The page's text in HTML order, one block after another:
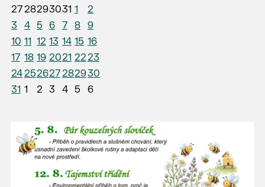
2728293031 1
2
3
4 5 6 7 8
9
10 11 12 13 14 15 16
17 18 19 2021 2223
24252627282930
31 1 2 3 4 5 6